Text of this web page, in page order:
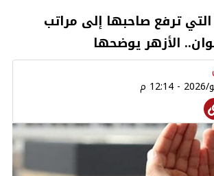
ترفع صاحبها إلى مراتب
الأزهر يوضحها